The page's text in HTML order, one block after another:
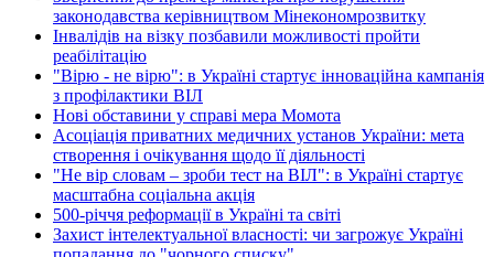
законодавства керівництвом Мінекономрозвитку
Інвалідів на візку позбавили можливості пройти
реабілітацію
"Вірю - не вірю": в Україні стартує інноваційна кампанія
з профілактики ВІЛ
Нові обставини у справі мера Момота
Асоціація приватних медичних установ України: мета
створення і очікування щодо її діяльності
"Не вір словам – зроби тест на ВІЛ": в Україні стартує
масштабна соціальна акція
500-річчя реформації в Україні та світі
Захист інтелектуальної власності: чи загрожує Україні